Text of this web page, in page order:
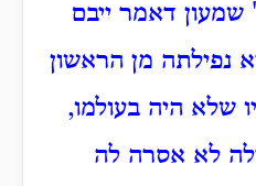
שמעון דאמר ייבם
נפילתה מן הראשון
שלא היה בעולמו,
לא אסרה לה